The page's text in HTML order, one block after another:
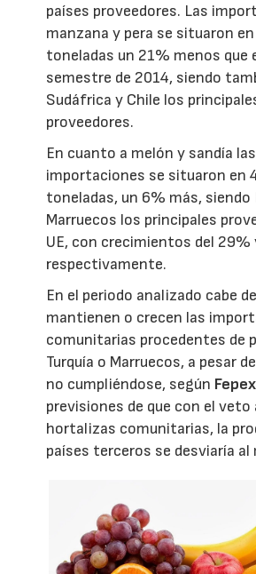
países proveedores. Las
manzana y pera se situaron
toneladas un 21% menos que
semestre de 2014, siendo
Sudáfrica y Chile los
proveedores.
En cuanto a melón y sandía las
importaciones se situaron en
toneladas, un 6% más, siendo
Marruecos los principales
UE, con crecimientos del 29%
respectivamente.
En el periodo analizado cabe
mantienen o crecen las
comunitarias procedentes de
Turquía o Marruecos, a pesar
no cumpliéndose, según Fepex
previsiones de que con el
hortalizas comunitarias, la
países terceros se desviaría al